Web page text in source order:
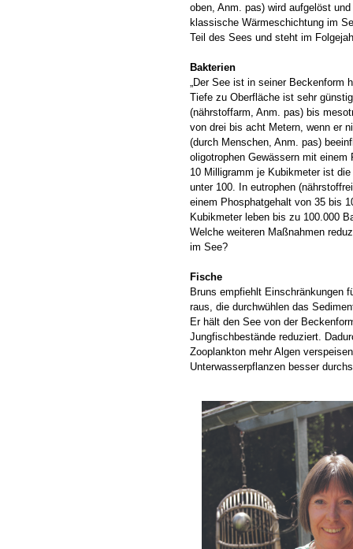
oben, Anm. pas) wird aufgelöst
klassische Wärmeschichtung im
Teil des Sees und steht im
Bakterien
„Der See ist in seiner Beckenform
Tiefe zu Oberfläche ist sehr
(nährstoffarm, Anm. pas) bis
von drei bis acht Metern, wenn er
(durch Menschen, Anm. pas)
oligotrophen Gewässern mit einem
10 Milligramm je Kubikmeter ist
unter 100. In eutrophen
einem Phosphatgehalt von 35 bis
Kubikmeter leben bis zu 100.000
Welche weiteren Maßnahmen
im See?
Fische
Bruns empfiehlt Einschränkungen
raus, die durchwühlen das
Er hält den See von der
Jungfischbestände reduziert.
Zooplankton mehr Algen
Unterwasserpflanzen besser